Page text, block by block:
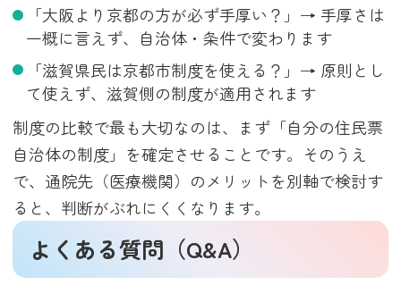
「大阪より京都の方が必ず手厚い？」→ 手厚さは
一概に言えず、自治体・条件で変わります
「滋賀県民は京都市制度を使える？」→ 原則とし
て使えず、滋賀側の制度が適用されます
制度の比較で最も大切なのは、まず「自分の住民票
自治体の制度」を確定させることです。そのうえ
で、通院先（医療機関）のメリットを別軸で検討す
ると、判断がぶれにくくなります。
よくある質問（Q&A）